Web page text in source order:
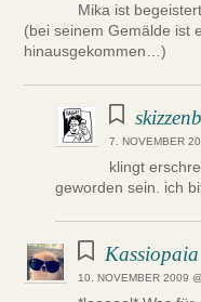
Mika ist
(bei seinem Gemälde ist
hinausgekommen…)
7. NOVEMBER
klingt
geworden sein. ich
Kassiopaia
10. NOVEMBER 2009